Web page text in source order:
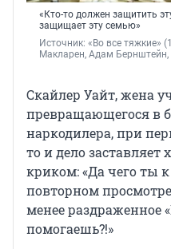
«Кто-то должен защитить
защищает эту семью»
Источник: «Во все тяжкие»
Макларен, Адам Бернштейн,
Скайлер Уайт, жена
превращающегося в
наркодилера, при
то и дело заставляет
криком: «Да чего ты
повторном
менее раздраженное
помогаешь?!»